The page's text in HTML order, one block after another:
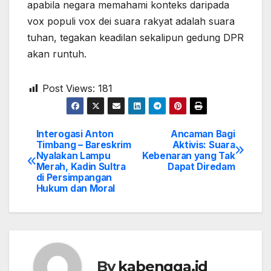
apabila negara memahami konteks daripada
vox populi vox dei suara rakyat adalah suara
tuhan, tegakan keadilan sekalipun gedung DPR
akan runtuh.
Post Views: 181
Post
navigation
Ancaman Bagi
Aktivis: Suara
Kebenaran yang Tak
Dapat Diredam
Interogasi Anton
Timbang – Bareskrim
Nyalakan Lampu
Merah, Kadin Sultra
di Persimpangan
Hukum dan Moral
Bykabengga.id